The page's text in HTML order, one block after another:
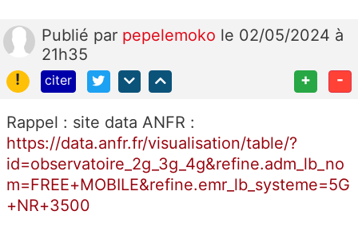
Publié par pepelemoko le 02/05/2024 à
21h35
!
citer + -
Rappel : site data ANFR :
https://data.anfr.fr/visualisation/table/?
id=observatoire_2g_3g_4g&refine.adm_lb_no
m=FREE+MOBILE&refine.emr_lb_systeme=5G
+NR+3500